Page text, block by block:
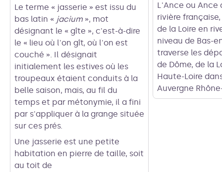
Voir l'image en plein écran
Le terme « jasserie » est issu du
bas latin « jacium », mot
désignant le « gîte », c'est-à-dire
le « lieu où l'on gît, où l'on est
couché ». Il désignait
initialement les estives où les
troupeaux étaient conduits à la
belle saison, mais, au fil du
temps et par métonymie, il a fini
par s'appliquer à la grange située
sur ces prés.
Une jasserie est une petite
habitation en pierre de taille, soit
au toit de
L'Ance ou Ance
rivière française
de la Loire en
niveau de Bas-
traverse les d
de Dôme, de la
Haute-Loire
Auvergne